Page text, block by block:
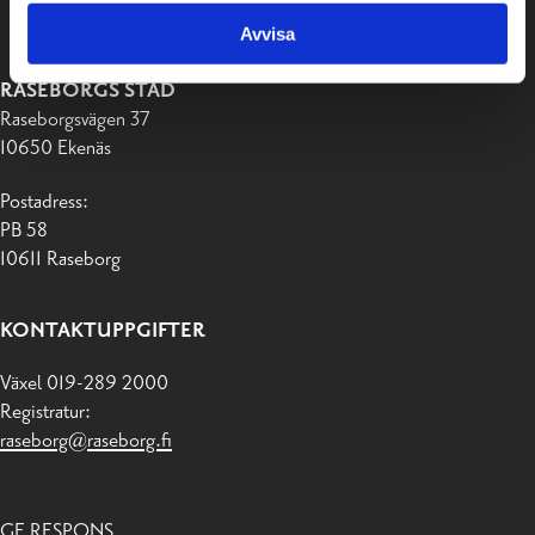
Avvisa
RASEBORGS STAD
Raseborgsvägen 37
10650 Ekenäs
Postadress:
PB 58
10611 Raseborg
KONTAKTUPPGIFTER
Växel 019-289 2000
Registratur:
raseborg@raseborg.fi